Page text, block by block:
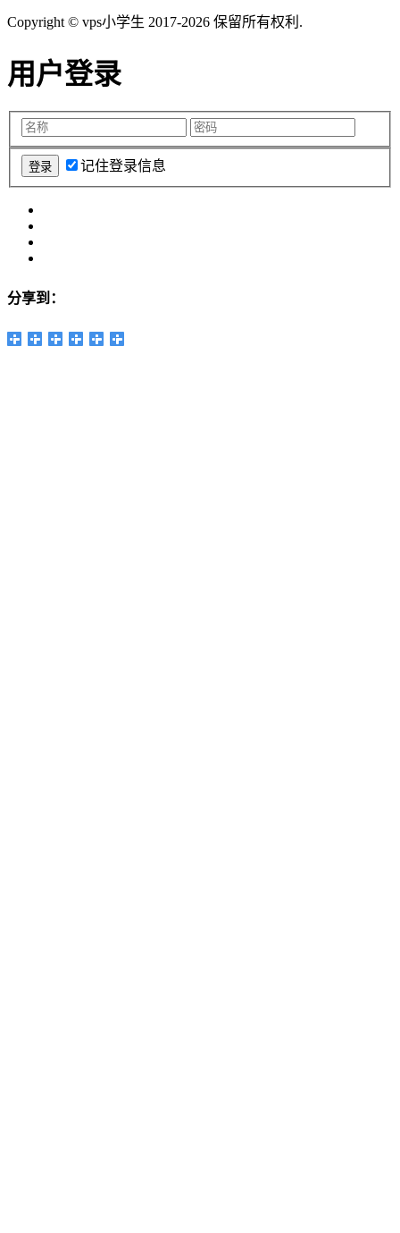
Copyright © vps小学生 2017-2026 保留所有权利.
用户登录
记住登录信息
分享到：